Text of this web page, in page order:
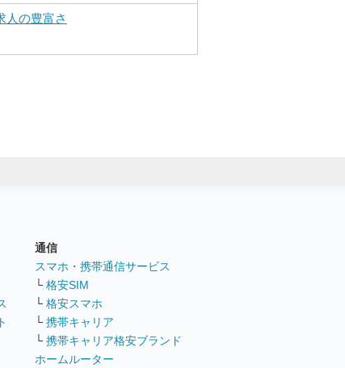
人の豊富さ
通信
スマホ・携帯通信サービス
└ 格安SIM
└ 格安スマホ
└ 携帯キャリア
└ 携帯キャリア格安ブランド
ホームルーター